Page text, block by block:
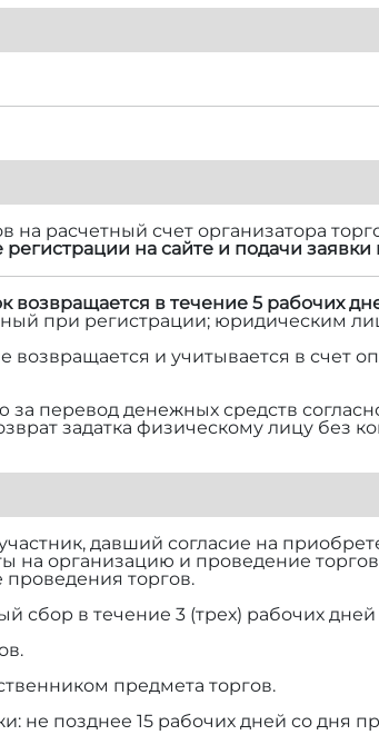
на расчетный счет организатора
регистрации на сайте и подачи заявки
возвращается в течение 5 рабочих
при регистрации; юридическим
возвращается и учитывается в счет
перевод денежных средств
задатка физическому лицу без
давший согласие на
на организацию и проведение
проведения торгов.
сбор в течение 3 (трех) рабочих
предмета торгов.
не позднее 15 рабочих дней со дня